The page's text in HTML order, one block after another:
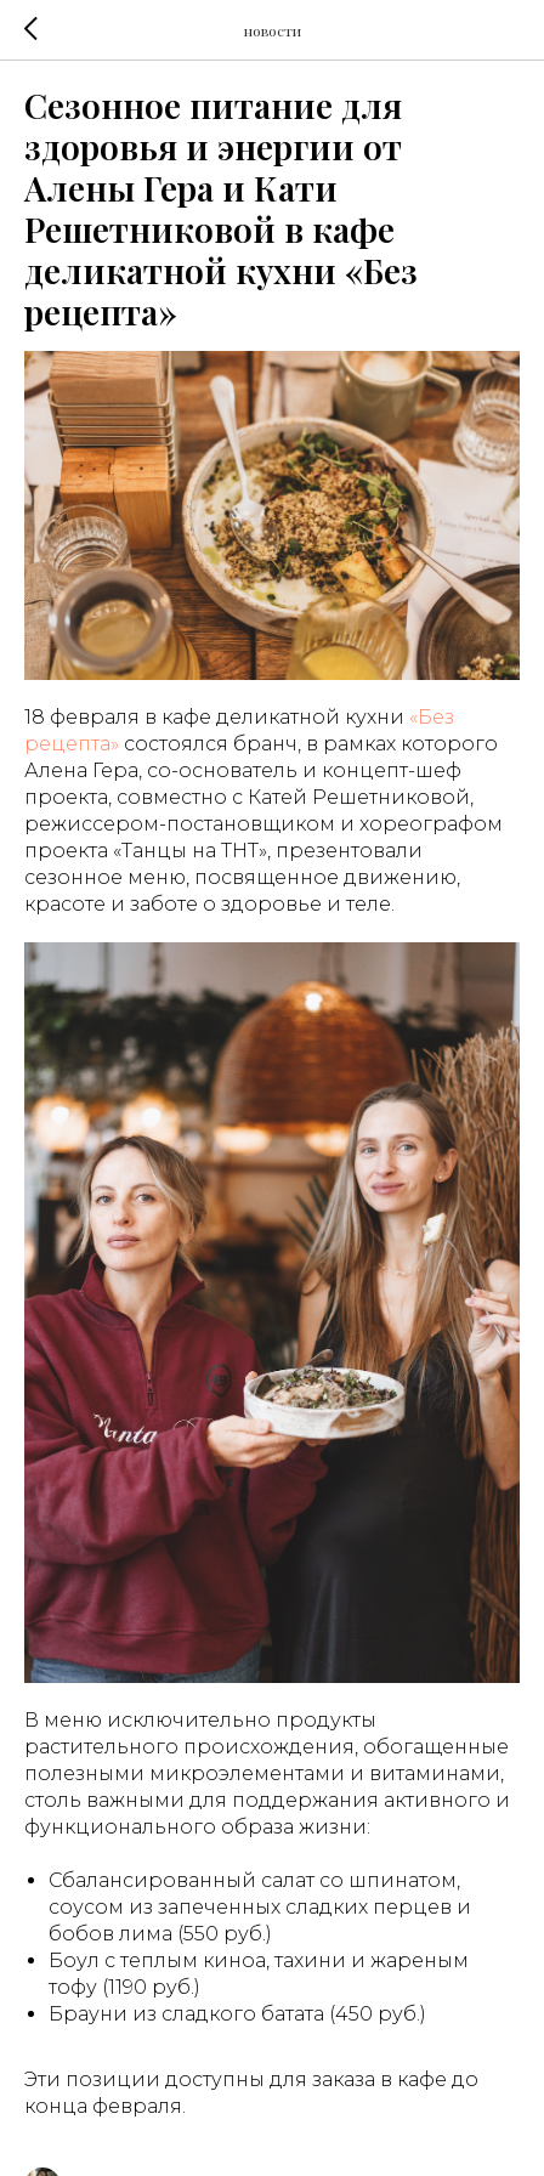
новости
Сезонное питание для
здоровья и энергии от
Алены Гера и Кати
Решетниковой в кафе
деликатной кухни «Без
рецепта»
18 февраля в кафе деликатной кухни «Без
рецепта» состоялся бранч, в рамках которого
Алена Гера, со-основатель и концепт-шеф
проекта, совместно с Катей Решетниковой,
режиссером-постановщиком и хореографом
проекта «Танцы на ТНТ», презентовали
сезонное меню, посвященное движению,
красоте и заботе о здоровье и теле.
В меню исключительно продукты
растительного происхождения, обогащенные
полезными микроэлементами и витаминами,
столь важными для поддержания активного и
функционального образа жизни:
Сбалансированный салат со шпинатом,
соусом из запеченных сладких перцев и
бобов лима (550 руб.)
Боул с теплым киноа, тахини и жареным
тофу (1190 руб.)
Брауни из сладкого батата (450 руб.)
Эти позиции доступны для заказа в кафе до
конца февраля.